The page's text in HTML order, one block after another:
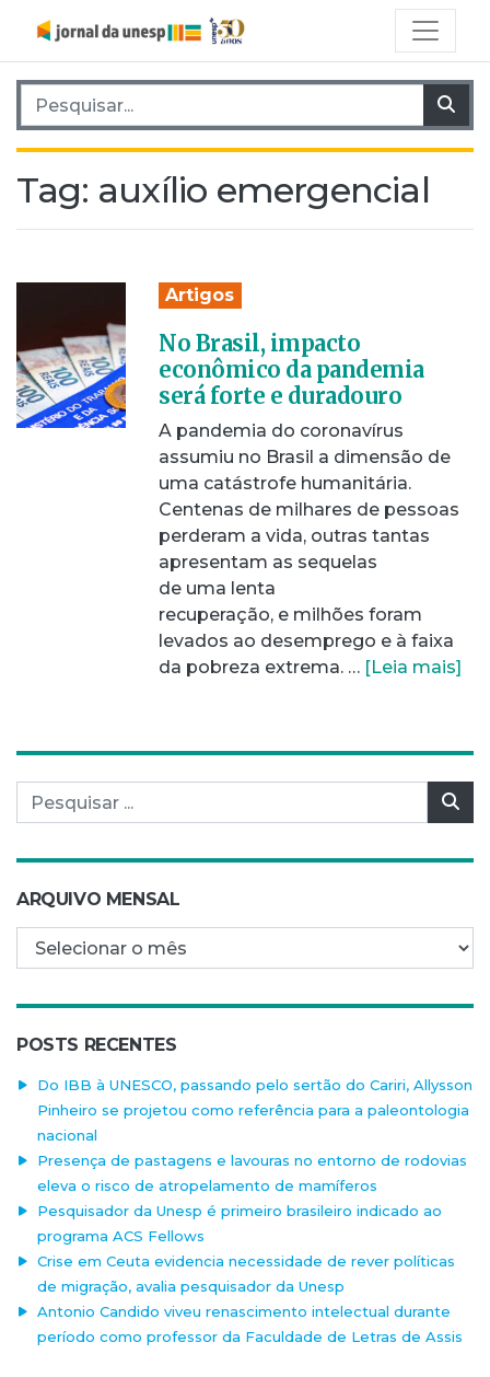
Pesquisar por:
Tag: auxílio emergencial
Artigos
No Brasil, impacto
econômico da pandemia
será forte e duradouro
A pandemia do coronavírus
assumiu no Brasil a dimensão de
uma catástrofe humanitária.
Centenas de milhares de pessoas
perderam a vida, outras tantas
apresentam as sequelas
de uma lenta
recuperação, e milhões foram
levados ao desemprego e à faixa
da pobreza extrema. … [Leia mais]
Pesquisar por:
ARQUIVO MENSAL
Arquivo mensal
POSTS RECENTES
Do IBB à UNESCO, passando pelo sertão do Cariri, Allysson
Pinheiro se projetou como referência para a paleontologia
nacional
Presença de pastagens e lavouras no entorno de rodovias
eleva o risco de atropelamento de mamíferos
Pesquisador da Unesp é primeiro brasileiro indicado ao
programa ACS Fellows
Crise em Ceuta evidencia necessidade de rever políticas
de migração, avalia pesquisador da Unesp
Antonio Candido viveu renascimento intelectual durante
período como professor da Faculdade de Letras de Assis